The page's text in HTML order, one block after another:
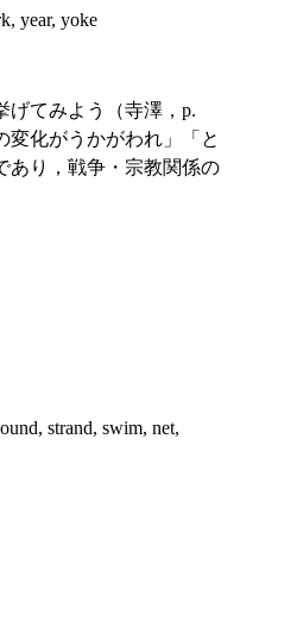
year, yoke
てみよう（寺澤，p.
変化がうかがわれ」「と
あり，戦争・宗教関係の
strand, swim, net,